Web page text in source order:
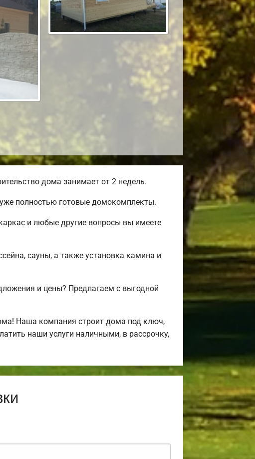
дома занимает от 2 недель.
полностью готовые домокомплекты.
и любые другие вопросы вы имеете
сауны, а также установка камина и
и цены? Предлагаем с выгодной
Наша компания строит дома под ключ,
наши услуги наличными, в рассрочку,